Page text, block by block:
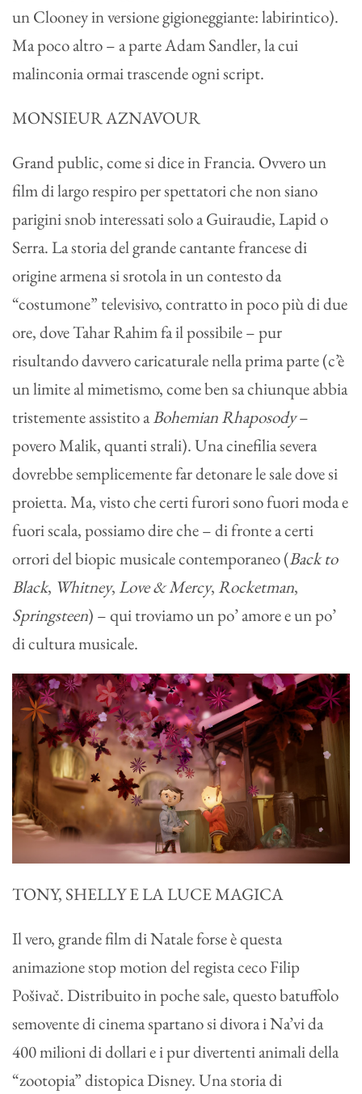
un Clooney in versione gigioneggiante: labirintico).
Ma poco altro – a parte Adam Sandler, la cui
malinconia ormai trascende ogni script.
MONSIEUR AZNAVOUR
Grand public, come si dice in Francia. Ovvero un
film di largo respiro per spettatori che non siano
parigini snob interessati solo a Guiraudie, Lapid o
Serra. La storia del grande cantante francese di
origine armena si srotola in un contesto da
“costumone” televisivo, contratto in poco più di due
ore, dove Tahar Rahim fa il possibile – pur
risultando davvero caricaturale nella prima parte (c’è
un limite al mimetismo, come ben sa chiunque abbia
tristemente assistito aBohemian Rhaposody–
povero Malik, quanti strali). Una cinefilia severa
dovrebbe semplicemente far detonare le sale dove si
proietta. Ma, visto che certi furori sono fuori moda e
fuori scala, possiamo dire che – di fronte a certi
orrori del biopic musicale contemporaneo (Back to
Black, Whitney, Love & Mercy,Rocketman,
Springsteen) – qui troviamo un po’ amore e un po’
di cultura musicale.
TONY, SHELLY E LA LUCE MAGICA
Il vero, grande film di Natale forse è questa
animazione stop motion del regista ceco Filip
Pošivač. Distribuito in poche sale, questo batuffolo
semovente di cinema spartano si divora i Na’vi da
400 milioni di dollari e i pur divertenti animali della
“zootopia” distopica Disney. Una storia di